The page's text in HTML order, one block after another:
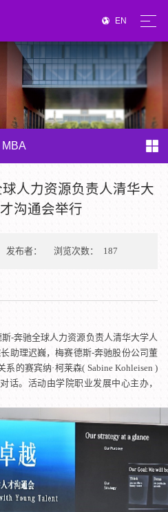
EN
MBA
人力资源负责人清华大
沟通会举行
发布者： 浏览次数： 187
-奔驰全球人力资源负责人清华大学人
助理迟巍，梅赛德斯-奔驰股份公司董
系的赛宾纳·柯莱森( Sabine Kohleisen )
话。活动由学院职业发展中心主办，